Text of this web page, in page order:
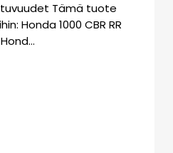
Tämä tuote
Honda 1000 CBR RR